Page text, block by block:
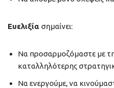
Ευελιξία σημαίνει:
Να προσαρμοζόμαστε με
καταλληλότερης
Να ενεργούμε, να